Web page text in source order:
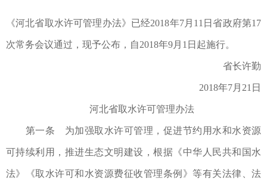
《河北省取水许可管理办法》已经2018年7月11日省政府第17
次常务会议通过，现予公布，自2018年9月1日起施行。
省长许勤
2018年7月21日
河北省取水许可管理办法
第一条 为加强取水许可管理，促进节约用水和水资源
可持续利用，推进生态文明建设，根据《中华人民共和国水
法》《取水许可和水资源费征收管理条例》等有关法律、法